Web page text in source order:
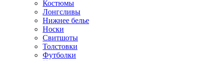
Костюмы
Лонгсливы
Нижнее белье
Носки
Свитшоты
Толстовки
Футболки